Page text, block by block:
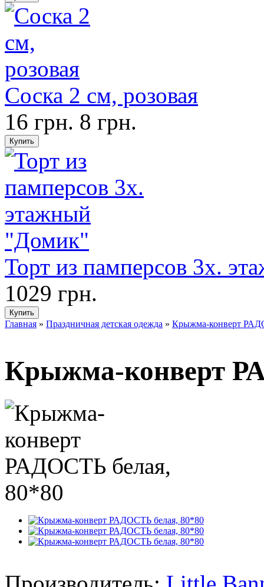
Соска 2 см, розовая
16 грн. 8 грн.
Торт из памперсов 3х.
1029 грн.
Главная » Праздничная детская одежда » Крыжма-конверт
Крыжма-конверт